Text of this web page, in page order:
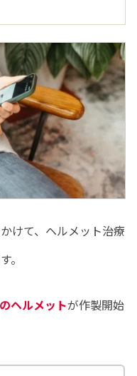
けて、ヘルメット治療
。
ヘルメットが作製開始